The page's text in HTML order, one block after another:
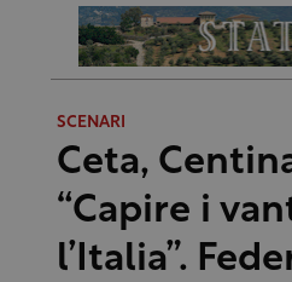
SCENARI
Ceta,
“Capire i
l’Italia”.